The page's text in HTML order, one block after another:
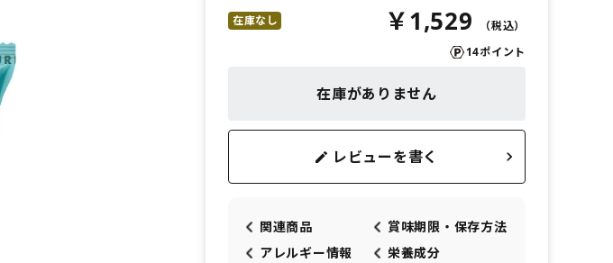
在庫なし ￥1,529
14ポイント
在庫がありません
レビューを書く
関連商品
賞味期限・保存方法
アレルギー情報
栄養成分